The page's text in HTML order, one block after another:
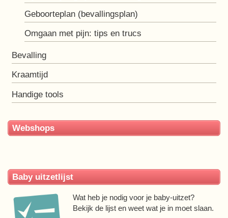
Geboorteplan (bevallingsplan)
Omgaan met pijn: tips en trucs
Bevalling
Kraamtijd
Handige tools
Webshops
Baby uitzetlijst
Wat heb je nodig voor je baby-uitzet?
Bekijk de lijst en weet wat je in moet slaan.